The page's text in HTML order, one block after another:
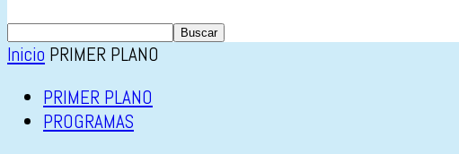
Inicio PRIMER PLANO
PRIMER PLANO
PROGRAMAS